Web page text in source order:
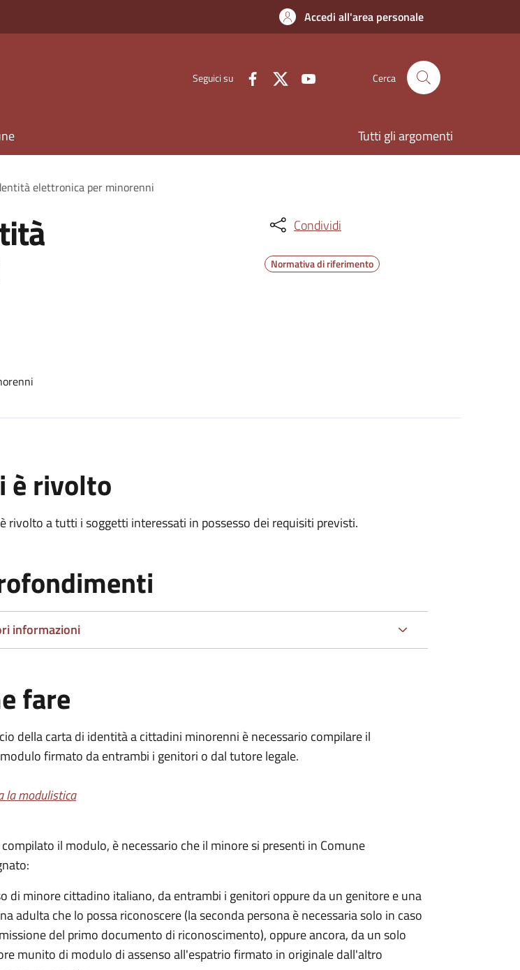
Accedi all'area personale
Seguici su Cerca
Tutti gli argomenti
elettronica per minorenni
Condividi
Normativa di riferimento
è rivolto
rivolto a tutti i soggetti interessati in possesso dei requisiti previsti.
informazioni
fare
della carta di identità a cittadini minorenni è necessario compilare il
firmato da entrambi i genitori o dal tutore legale.
la modulistica
il modulo, è necessario che il minore si presenti in Comune
:
di minore cittadino italiano, da entrambi i genitori oppure da un genitore e una
adulta che lo possa riconoscere (la seconda persona è necessaria solo in caso
del primo documento di riconoscimento), oppure ancora, da un solo
munito di modulo di assenso all'espatrio firmato in originale dall'altro